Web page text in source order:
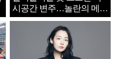
시공간 변주…놀란의 메시
지는 ‘전쟁 속죄’